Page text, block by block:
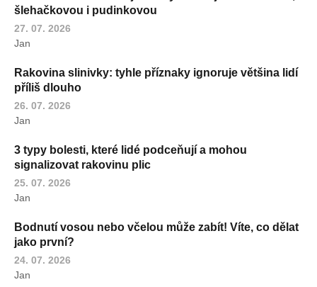
šlehačkovou i pudinkovou
27. 07. 2026
Jan
Rakovina slinivky: tyhle příznaky ignoruje většina lidí
příliš dlouho
26. 07. 2026
Jan
3 typy bolesti, které lidé podceňují a mohou
signalizovat rakovinu plic
25. 07. 2026
Jan
Bodnutí vosou nebo včelou může zabít! Víte, co dělat
jako první?
24. 07. 2026
Jan